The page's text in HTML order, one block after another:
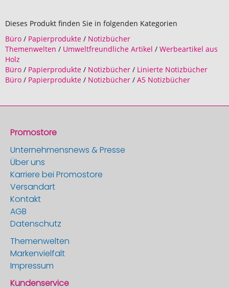
Dieses Produkt finden Sie in folgenden Kategorien
Büro / Papierprodukte / Notizbücher
Themenwelten / Umweltfreundliche Artikel / Werbeartikel aus
Holz
Büro / Papierprodukte / Notizbücher / Linierte Notizbücher
Büro / Papierprodukte / Notizbücher / A5 Notizbücher
Promostore
Unternehmensnews & Presse
Über uns
Karriere bei Promostore
Versandart
Kontakt
AGB
Datenschutz
Themenwelten
Markenvielfalt
Impressum
Kundenservice